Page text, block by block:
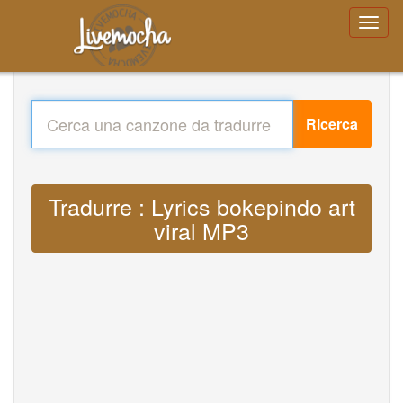
Ricerca
Tradurre : Lyrics bokepindo art
viral MP3